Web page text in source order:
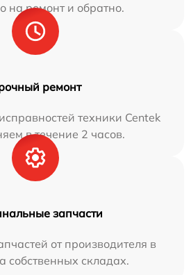
на ремонт и обратно.
ремонт
техники Centek
в течение 2 часов.
запчасти
от производителя в
собственных складах.